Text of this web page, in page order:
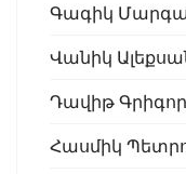
Գագիկ
Վանիկ
Դավիթ
Հասմիկ